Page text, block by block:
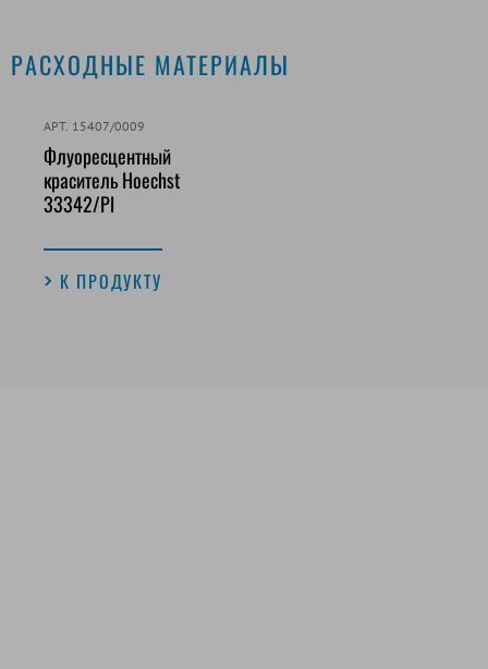
РАСХОДНЫЕ МАТЕРИАЛЫ
АРТ. 15407/0009
Флуоресцентный
краситель Hoechst
33342/Pl
К ПРОДУКТУ